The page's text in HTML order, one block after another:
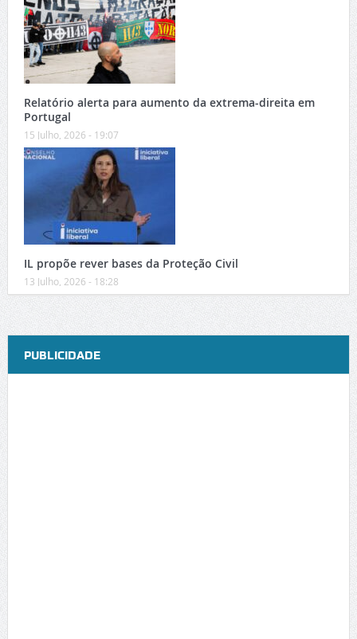
Relatório alerta para aumento da extrema-direita em
Portugal
15 Julho, 2026 - 19:07
IL propõe rever bases da Proteção Civil
13 Julho, 2026 - 18:28
PUBLICIDADE